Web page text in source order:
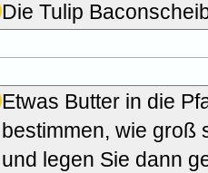
Die Tulip
Etwas Butter in die
bestimmen, wie groß
und legen Sie dann